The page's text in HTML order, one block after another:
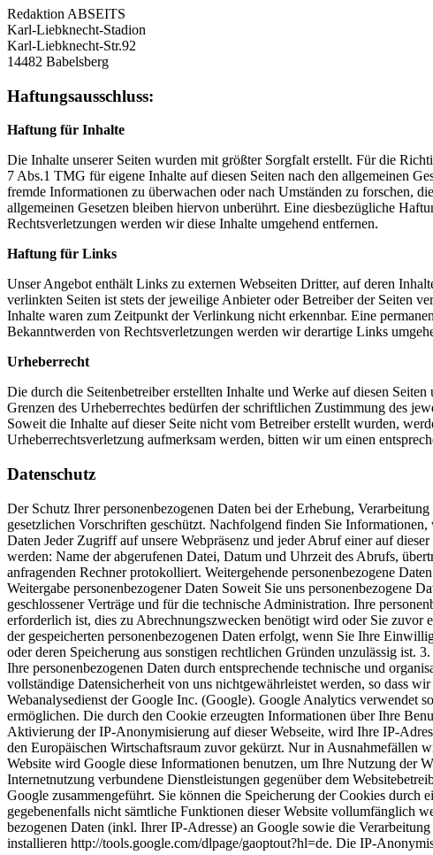
Redaktion ABSEITS
Karl-Liebknecht-Stadion
Karl-Liebknecht-Str.92
14482 Babelsberg
Haftungsausschluss:
Haftung für Inhalte
Die Inhalte unserer Seiten wurden mit größter Sorgfalt erstellt. Für die
7 Abs.1 TMG für eigene Inhalte auf diesen Seiten nach den allgemeinen
fremde Informationen zu überwachen oder nach Umständen zu forschen,
allgemeinen Gesetzen bleiben hiervon unberührt. Eine diesbezügliche
Rechtsverletzungen werden wir diese Inhalte umgehend entfernen.
Haftung für Links
Unser Angebot enthält Links zu externen Webseiten Dritter, auf deren
verlinkten Seiten ist stets der jeweilige Anbieter oder Betreiber der Seiten
Inhalte waren zum Zeitpunkt der Verlinkung nicht erkennbar. Eine
Bekanntwerden von Rechtsverletzungen werden wir derartige Links
Urheberrecht
Die durch die Seitenbetreiber erstellten Inhalte und Werke auf diesen
Grenzen des Urheberrechtes bedürfen der schriftlichen Zustimmung des
Soweit die Inhalte auf dieser Seite nicht vom Betreiber erstellt wurden,
Urheberrechtsverletzung aufmerksam werden, bitten wir um einen
Datenschutz
Der Schutz Ihrer personenbezogenen Daten bei der Erhebung,
gesetzlichen Vorschriften geschützt. Nachfolgend finden Sie
Daten Jeder Zugriff auf unsere Webpräsenz und jeder Abruf einer auf
werden: Name der abgerufenen Datei, Datum und Uhrzeit des Abrufs,
anfragenden Rechner protokolliert. Weitergehende personenbezogene
Weitergabe personenbezogener Daten Soweit Sie uns
geschlossener Verträge und für die technische Administration. Ihre
erforderlich ist, dies zu Abrechnungszwecken benötigt wird oder Sie
der gespeicherten personenbezogenen Daten erfolgt, wenn Sie Ihre
oder deren Speicherung aus sonstigen rechtlichen Gründen unzulässig
Ihre personenbezogenen Daten durch entsprechende technische und
vollständige Datensicherheit von uns nichtgewährleistet werden, so dass
Webanalysedienst der Google Inc. (Google). Google Analytics verwendet
ermöglichen. Die durch den Cookie erzeugten Informationen über Ihre
Aktivierung der IP-Anonymisierung auf dieser Webseite, wird Ihre IP-
den Europäischen Wirtschaftsraum zuvor gekürzt. Nur in Ausnahmefällen
Website wird Google diese Informationen benutzen, um Ihre Nutzung der
Internetnutzung verbundene Dienstleistungen gegenüber dem
Google zusammengeführt. Sie können die Speicherung der Cookies
gegebenenfalls nicht sämtliche Funktionen dieser Website vollumfänglich
bezogenen Daten (inkl. Ihrer IP-Adresse) an Google sowie die
installieren http://tools.google.com/dlpage/gaoptout?hl=de. Die IP-